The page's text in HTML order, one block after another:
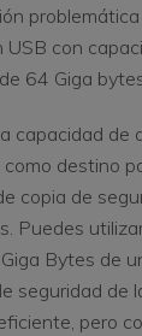
problemática
con
64 Giga
capacidad de
destino
copia de
Puedes
Bytes de
seguridad de
pero